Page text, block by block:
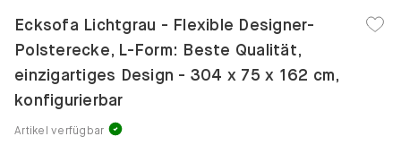
Ecksofa Lichtgrau - Flexible Designer-
Polsterecke, L-Form: Beste Qualität,
einzigartiges Design - 304 x 75 x 162 cm,
konfigurierbar
Artikel verfügbar